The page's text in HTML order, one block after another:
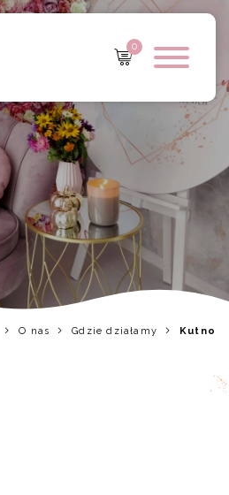
0
O nas Gdzie działamy Kutno